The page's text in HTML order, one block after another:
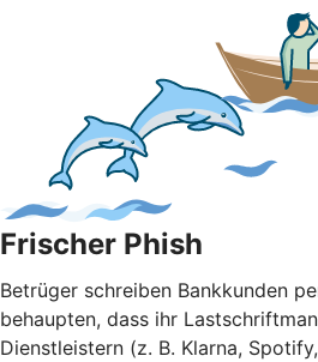
Frischer Phish
Betrüger schreiben Bankkunden
behaupten, dass ihr
Dienstleistern (z. B. Klarna,